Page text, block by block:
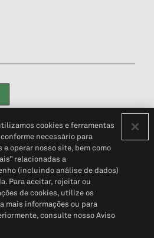
privacidade do cliente (em inglês)
Pessoais© 2026 S&P Global
cookies e ferramentas
necessário para
operar nosso site, bem como
relacionadas a
(incluindo análise de dados)
Para aceitar, rejeitar ou
de cookies, utilize os
mais informações ou para
consulte nosso Aviso